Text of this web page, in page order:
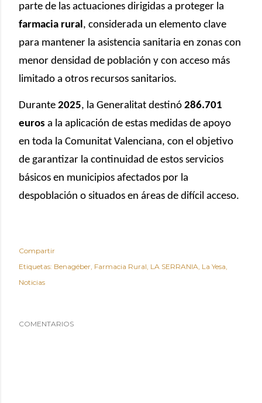
parte de las actuaciones dirigidas a proteger la
farmacia rural , considerada un elemento clave
para mantener la asistencia sanitaria en zonas con
menor densidad de población y con acceso más
limitado a otros recursos sanitarios.
Durante 2025, la Generalitat destinó 286.701
euros a la aplicación de estas medidas de apoyo
en toda la Comunitat Valenciana, con el objetivo
de garantizar la continuidad de estos servicios
básicos en municipios afectados por la
despoblación o situados en áreas de difícil acceso.
Compartir
Etiquetas: Benagéber Farmacia Rural LA SERRANIA La Yesa
Noticias
COMENTARIOS